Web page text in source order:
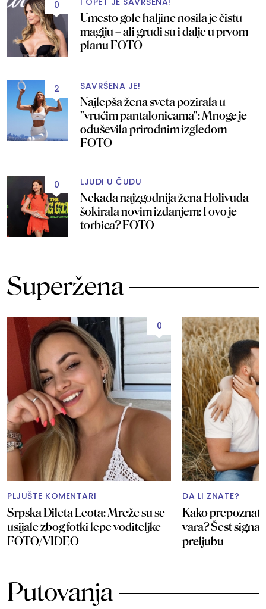
0
Umesto gole haljine nosila je čistu
magiju – ali grudi su i dalje u prvom
planu FOTO
2 SAVRŠENA JE!
Najlepša žena sveta pozirala u
"vrućim pantalonicama": Mnoge je
oduševila prirodnim izgledom
FOTO
0 LJUDI U ČUDU
Nekada najzgodnija žena Holivuda
šokirala novim izdanjem: I ovo je
torbica? FOTO
Superžena
0
PLJUŠTE KOMENTARI
Srpska Dileta Leota: Mreže su se
usijale zbog fotki lepe voditeljke
FOTO/VIDEO
DA LI ZNATE?
Kako prepoznati
vara? Šest
preljubu
Putovanja